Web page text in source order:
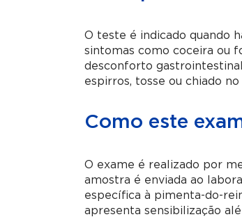
O teste é indicado quando
sintomas como coceira ou
desconforto
espirros, tosse ou chiado
Como este
O exame é realizado por
amostra é enviada ao
específica à pimenta-do-
apresenta sensibilização